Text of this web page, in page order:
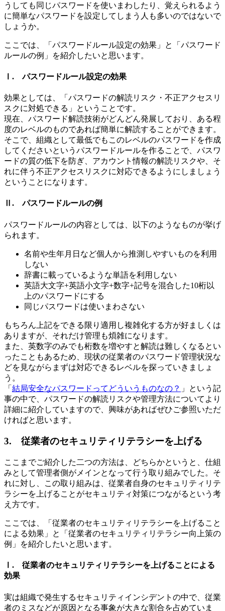
うしても同じパスワードを使いまわしたり、覚えられるよう
に簡単なパスワードを設定してしまう人も多いのではないで
しょうか。
ここでは、「パスワードルール設定の効果」と「パスワード
ルールの例」を紹介したいと思います。
Ⅰ. パスワードルール設定の効果
効果としては、「パスワードの解読リスク・不正アクセスリ
スクに対処できる」ということです。
現在、パスワード解読技術がどんどん発展しており、ある程
度のレベルのものであれば簡単に解読することができます。
そこで、組織として最低でもこのレベルのパスワードを作成
してくださいというパスワードルールを作ることで、パスワ
ードの質の低下を防ぎ、アカウント情報の解読リスクや、そ
れに伴う不正アクセスリスクに対応できるようにしましょう
ということになります。
Ⅱ. パスワードルールの例
パスワードルールの内容としては、以下のようなものが挙げ
られます。
名前や生年月日など個人から推測しやすいものを利用
しない
辞書に載っているような単語を利用しない
英語大文字+英語小文字+数字+記号を混合した10桁以
上のパスワードにする
同じパスワードは使いまわさない
もちろん上記をできる限り適用し複雑化する方が好ましくは
ありますが、それだけ管理も煩雑になります。
また、英数字のみでも桁数を増やすと解読は難しくなるとい
ったこともあるため、現状の従業者のパスワード管理状況な
どを見ながらまずは対応できるレベルを探っていきましょ
う。
「 結局安全なパスワードってどういうものなの？ 」という記
事の中で、パスワードの解読リスクや管理方法についてより
詳細に紹介していますので、興味があればぜひご参照いただ
ければと思います。
3. 従業者のセキュリティリテラシーを上げる
ここまでご紹介した二つの方法は、どちらかというと、仕組
みとして管理者側がメインとなって行う取り組みでした。そ
れに対し、この取り組みは、従業者自身のセキュリティリテ
ラシーを上げることがセキュリティ対策につながるという考
え方です。
ここでは、「従業者のセキュリティリテラシーを上げること
による効果」と「従業者のセキュリティリテラシー向上策の
例」を紹介したいと思います。
Ⅰ. 従業者のセキュリティリテラシーを上げることによる
効果
実は組織で発生するセキュリティインシデントの中で、従業
者のミスなどが原因となる事象が大きな割合を占めていま